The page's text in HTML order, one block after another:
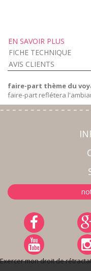
EN SAVOIR PLUS
FICHE TECHNIQUE
AVIS CLIENTS
faire-part thème du
faire-part reflétera
Exercer mon droit de